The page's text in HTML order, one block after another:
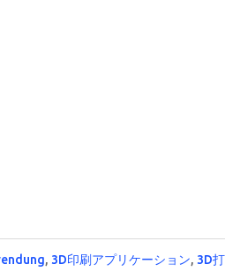
, 3D印刷アプリケーション, 3D